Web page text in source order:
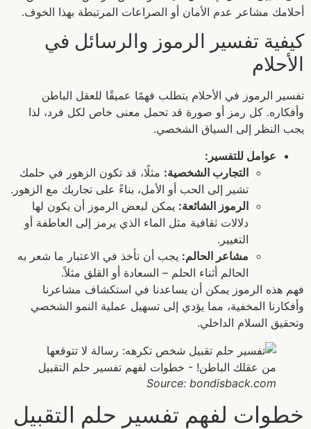
أحلامك مشاعر عدم الأمان أو الصراعات المرتبطة بهذا الخوف.
كيفية تفسير الرموز والرسائل في
الأحلام
تفسير الرموز في الأحلام يتطلب فهمًا عميقًا للعقل الباطن
وأفكاره. كل رمز أو صورة قد تحمل معنى خاص لكل فرد، لذا
يجب النظر إلى السياق الشخصي.
عوامل للتفسير:
التجارب الشخصية: مثلًا، قد تكون الزهور في حلمك
تشير إلى الحب أو الأمل، بناءً على تجاربك مع الزهور.
الرموز الشائعة: يمكن لبعض الرموز أن يكون لها
دلالات ثقافية مثل الماء الذي يرمز إلى العاطفة أو
التغيير.
مشاعر الحالم: يجب أن تأخذ في الاعتبار ما شعر به
الحالم أثناء الحلم – السعادة أو القلق مثلاً.
فهم هذه الرموز يمكن أن يساعدنا في استكشاف مشاعرنا
وأفكارنا المخفية، مما يؤدي إلى تسهيل عملية النمو الشخصي
وتحقيق السلام الداخلي.
Source: bondisback.com
خطوات لفهم تفسير حلم التقبيل